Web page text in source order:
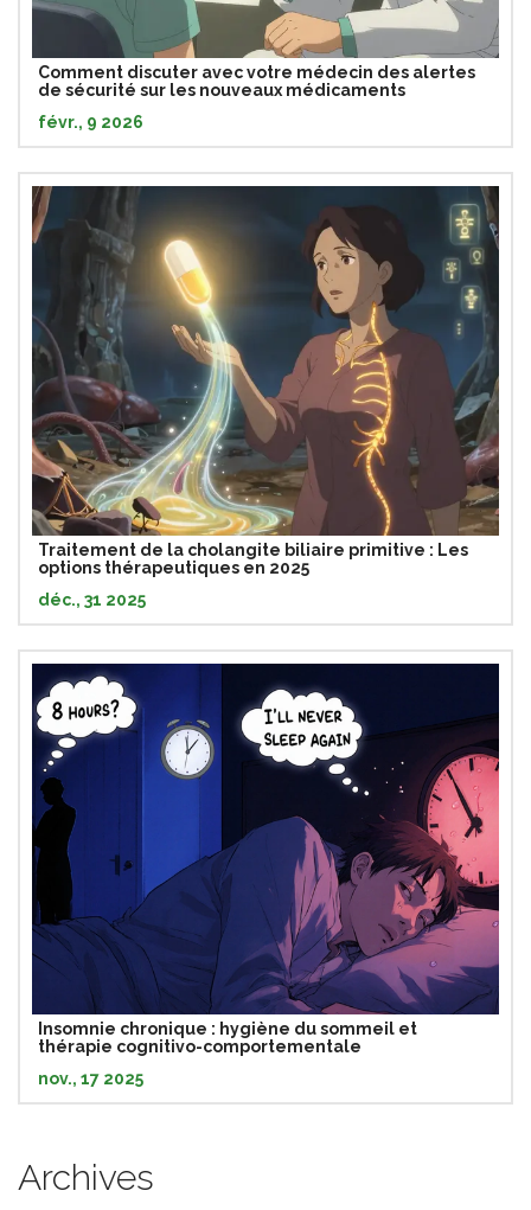
Comment discuter avec votre médecin des alertes
de sécurité sur les nouveaux médicaments
févr., 9 2026
Traitement de la cholangite biliaire primitive : Les
options thérapeutiques en 2025
déc., 31 2025
Insomnie chronique : hygiène du sommeil et
thérapie cognitivo-comportementale
nov., 17 2025
Archives